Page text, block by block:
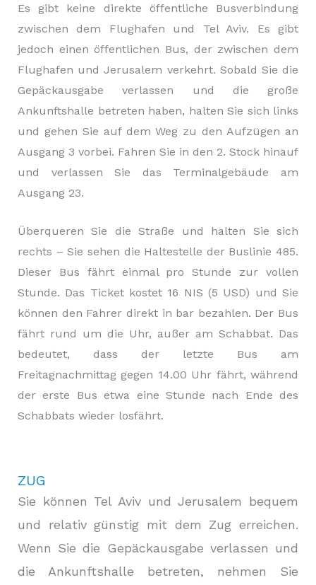
Es gibt keine direkte öffentliche Busverbindung
zwischen dem Flughafen und Tel Aviv. Es gibt
jedoch einen öffentlichen Bus, der zwischen dem
Flughafen und Jerusalem verkehrt. Sobald Sie die
Gepäckausgabe verlassen und die große
Ankunftshalle betreten haben, halten Sie sich links
und gehen Sie auf dem Weg zu den Aufzügen an
Ausgang 3 vorbei. Fahren Sie in den 2. Stock hinauf
und verlassen Sie das Terminalgebäude am
Ausgang 23.
Überqueren Sie die Straße und halten Sie sich
rechts – Sie sehen die Haltestelle der Buslinie 485.
Dieser Bus fährt einmal pro Stunde zur vollen
Stunde. Das Ticket kostet 16 NIS (5 USD) und Sie
können den Fahrer direkt in bar bezahlen. Der Bus
fährt rund um die Uhr, außer am Schabbat. Das
bedeutet, dass der letzte Bus am
Freitagnachmittag gegen 14.00 Uhr fährt, während
der erste Bus etwa eine Stunde nach Ende des
Schabbats wieder losfährt.
ZUG
Sie können Tel Aviv und Jerusalem bequem
und relativ günstig mit dem Zug erreichen.
Wenn Sie die Gepäckausgabe verlassen und
die Ankunftshalle betreten, nehmen Sie